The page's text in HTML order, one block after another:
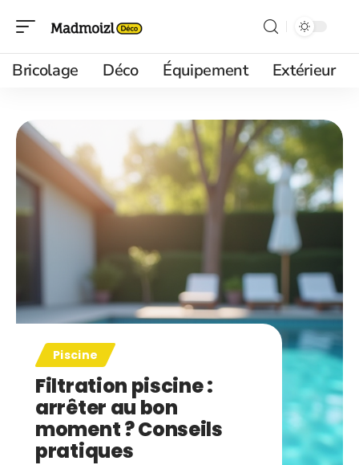
Bricolage Déco Équipement Extérieur
Piscine
Filtration piscine :
arrêter au bon
moment ? Conseils
pratiques